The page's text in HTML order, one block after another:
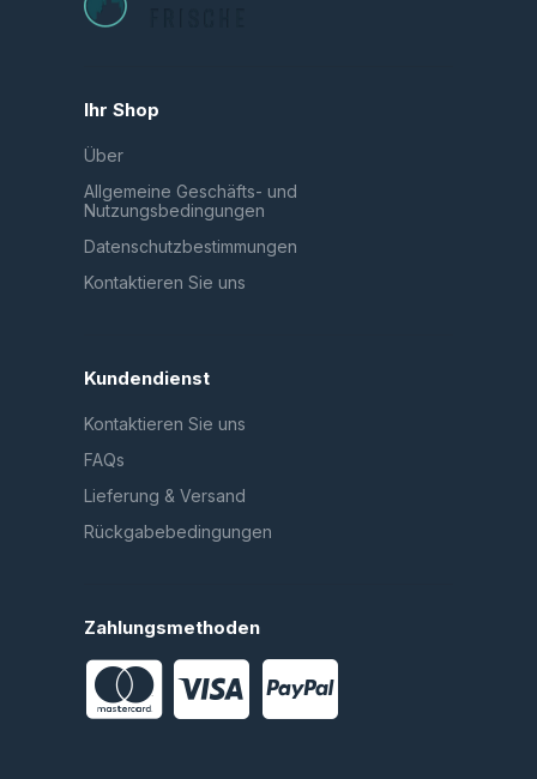
Ihr Shop
Über
Allgemeine Geschäfts- und
Nutzungsbedingungen
Datenschutzbestimmungen
Kontaktieren Sie uns
Kundendienst
Kontaktieren Sie uns
FAQs
Lieferung & Versand
Rückgabebedingungen
Zahlungsmethoden